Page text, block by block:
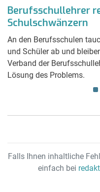
Berufsschullehrer
Schulschwänzern
An den Berufsschulen
und Schüler ab und
Verband der
Lösung des Problems.
Falls Ihnen inhaltliche
einfach bei